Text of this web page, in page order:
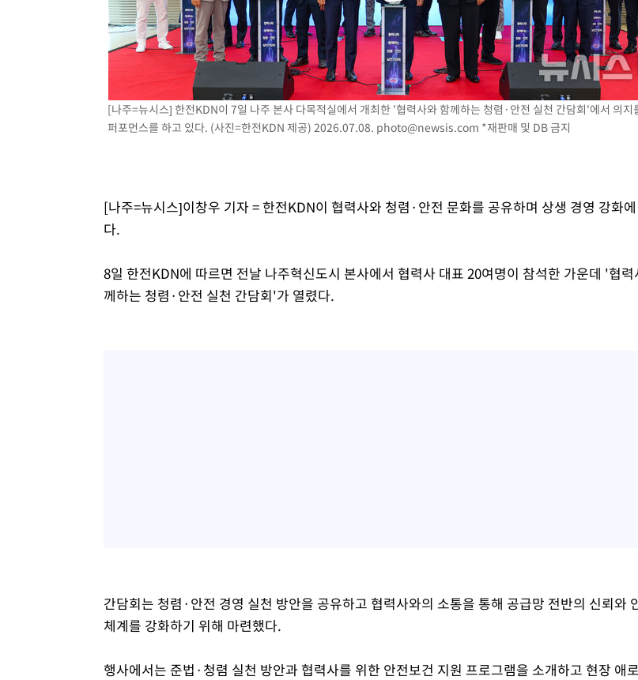
"미 전국적 살모네라 식중독 원인은 멕시코산 할라피뇨"-- CDC
[속보]경찰·노동부, HL만도 평택사업장 끼임 사망 관련 압수수색
[속보]합수본, '투표율 허위 입력' 중앙·서울·경기도 선관위 등 9곳
[속보]원·달러 환율, 오전 9시 1423.8원
[속보]삼성전자·SK하이닉스 동반 강보합…1%대 상승 출발
[속보]코스닥, 5.95포인트(0.74%) 상승한 807.62개장
이란, 호르무즈서 "적국 목표물들"과 대치로 남부 케슘섬에서 두차
[속보]美, 폴리실리콘 수입 규제…파생제품 15% 관세, 120일 후
[속보] 뉴욕증시, 일제 하락 마감…나스닥 0.06%↓
[나주=뉴시스] 한전KDN이 7일 나주 본사 다목적실에서 개최한 '협력사와 함께하는 청렴·안전 실천 간담회'에서 의지
퍼포먼스를 하고 있다. (사진=한전KDN 제공) 2026.07.08. photo@newsis.com *재판매 및 DB 금지
[나주=뉴시스]이창우 기자 = 한전KDN이 협력사와 청렴·안전 문화를 공유하며 상생 경영 강화
다.
8일 한전KDN에 따르면 전날 나주혁신도시 본사에서 협력사 대표 20여명이 참석한 가운데 '협력
께하는 청렴·안전 실천 간담회'가 열렸다.
간담회는 청렴·안전 경영 실천 방안을 공유하고 협력사와의 소통을 통해 공급망 전반의 신뢰와
체계를 강화하기 위해 마련했다.
행사에서는 준법·청렴 실천 방안과 협력사를 위한 안전보건 지원 프로그램을 소개하고 현장 애